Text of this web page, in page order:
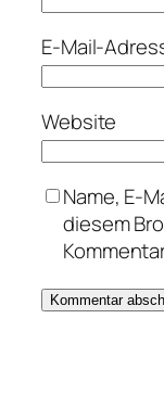
E-Mail-
Website
Name, E-
diesem